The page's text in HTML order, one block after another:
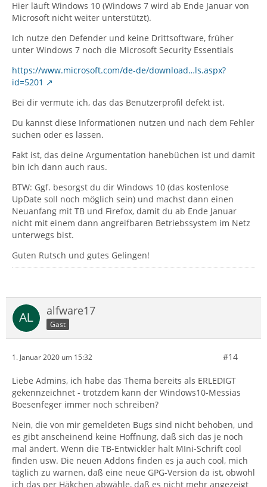
Hier läuft Windows 10 (Windows 7 wird ab Ende Januar von
Microsoft nicht weiter unterstützt).
Ich nutze den Defender und keine Drittsoftware, früher
unter Windows 7 noch die Microsoft Security Essentials
https://www.microsoft.com/de-de/download…ls.aspx?
id=5201
Bei dir vermute ich, das das Benutzerprofil defekt ist.
Du kannst diese Informationen nutzen und nach dem Fehler
suchen oder es lassen.
Fakt ist, das deine Argumentation hanebüchen ist und damit
bin ich dann auch raus.
BTW: Ggf. besorgst du dir Windows 10 (das kostenlose
UpDate soll noch möglich sein) und machst dann einen
Neuanfang mit TB und Firefox, damit du ab Ende Januar
nicht mit einem dann angreifbaren Betriebssystem im Netz
unterwegs bist.
Guten Rutsch und gutes Gelingen!
alfware17
Gast
1. Januar 2020 um 15:32 #14
Liebe Admins, ich habe das Thema bereits als ERLEDIGT
gekennzeichnet - trotzdem kann der Windows10-Messias
Boesenfeger immer noch schreiben?
Nein, die von mir gemeldeten Bugs sind nicht behoben, und
es gibt anscheinend keine Hoffnung, daß sich das je noch
mal ändert. Wenn die TB-Entwickler halt MIni-Schrift cool
finden usw. Die neuen Addons finden es ja auch cool, mich
täglich zu warnen, daß eine neue GPG-Version da ist, obwohl
ich das per Häkchen abwähle, daß es nicht mehr angezeigt